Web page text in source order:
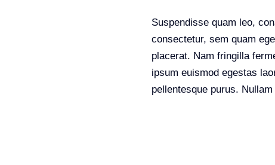
Suspendisse quam leo,
consectetur, sem quam
placerat. Nam fringilla
ipsum euismod egestas
pellentesque purus.